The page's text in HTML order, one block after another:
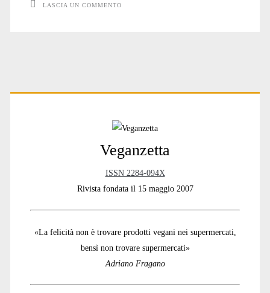
#3
LASCIA UN COMMENTO
Primary
Veganzetta
ISSN 2284-094X
Rivista fondata il 15 maggio 2007
«La felicità non è trovare prodotti vegani nei supermercati,
bensì non trovare supermercati»
Adriano Fragano